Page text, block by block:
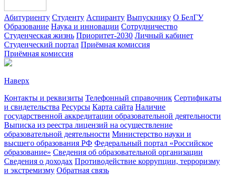
Абитуриенту Студенту Аспиранту Выпускнику О БелГУ
Образование Наука и инновации Сотрудничество
Студенческая жизнь Приоритет-2030 Личный кабинет
Студенческий портал Приёмная комиссия
Приёмная комиссия
Наверх
Контакты и реквизиты Телефонный справочник Сертификаты
и свидетельства Ресурсы Карта сайта Наличие
государственной аккредитации образовательной деятельности
Выписка из реестра лицензий на осуществление
образовательной деятельности Министерствo науки и
высшего образования РФ Федеральный портал «Российское
образование» Сведения об образовательной организации
Сведения о доходах Противодействие коррупции, терроризму
и экстремизму Обратная связь